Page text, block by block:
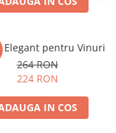
Elegant pentru Vinuri
264 RON
224 RON
IN COS